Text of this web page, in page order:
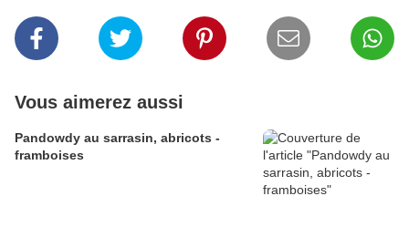
Vous aimerez aussi
Pandowdy au sarrasin, abricots -
framboises